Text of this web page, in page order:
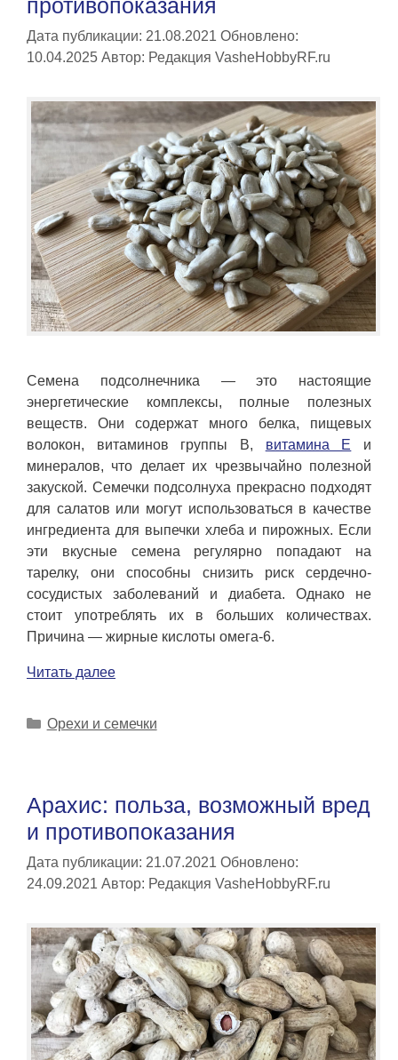
противопоказания
Дата публикации: 21.08.2021 Обновлено:
10.04.2025 Автор: Редакция VasheHobbyRF.ru
Семена подсолнечника — это настоящие
энергетические комплексы, полные полезных
веществ. Они содержат много белка, пищевых
волокон, витаминов группы B, витамина E и
минералов, что делает их чрезвычайно полезной
закуской. Семечки подсолнуха прекрасно подходят
для салатов или могут использоваться в качестве
ингредиента для выпечки хлеба и пирожных. Если
эти вкусные семена регулярно попадают на
тарелку, они способны снизить риск сердечно-
сосудистых заболеваний и диабета. Однако не
стоит употреблять их в больших количествах.
Причина — жирные кислоты омега-6.
Читать далее
Рубрики
Орехи и семечки
Арахис: польза, возможный вред
и противопоказания
Дата публикации: 21.07.2021 Обновлено:
24.09.2021 Автор: Редакция VasheHobbyRF.ru